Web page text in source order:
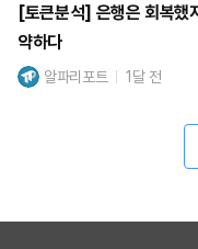
[토큰분석] 은행은 회복했
약하다
알파리포트 1달 전